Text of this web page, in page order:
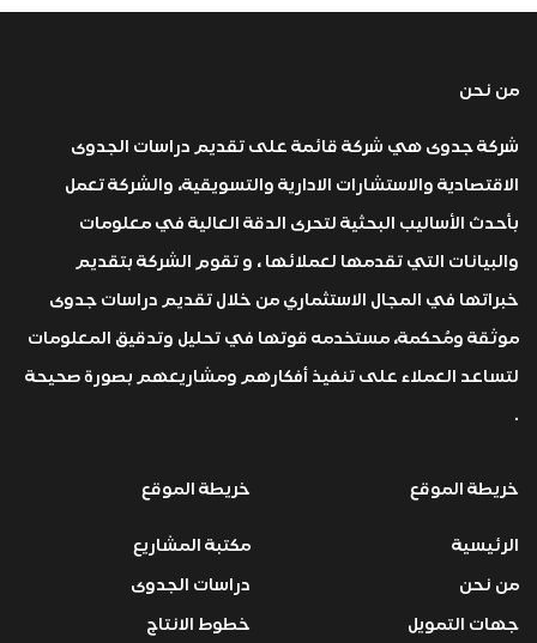
من نحن
شركة جدوى هي شركة قائمة على تقديم دراسات الجدوى
الاقتصادية والاستشارات الادارية والتسويقية، والشركة تعمل
بأحدث الأساليب البحثية لتحرى الدقة العالية في معلومات
والبيانات التي تقدمها لعملائها ، و تقوم الشركة بتقديم
خبراتها في المجال الاستثماري من خلال تقديم دراسات جدوى
موثقة ومُحكمة، مستخدمه قوتها في تحليل وتدقيق المعلومات
لتساعد العملاء على تنفيذ أفكارهم ومشاريعهم بصورة صحيحة
.
خريطة الموقع
الرئيسية
من نحن
جهات التمويل
خريطة الموقع
مكتبة المشاريع
دراسات الجدوى
خطوط الانتاج